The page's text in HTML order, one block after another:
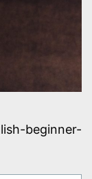
beginner-